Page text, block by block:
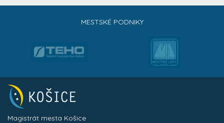
MESTSKÉ PODNIKY
Magistrát mesta Košice